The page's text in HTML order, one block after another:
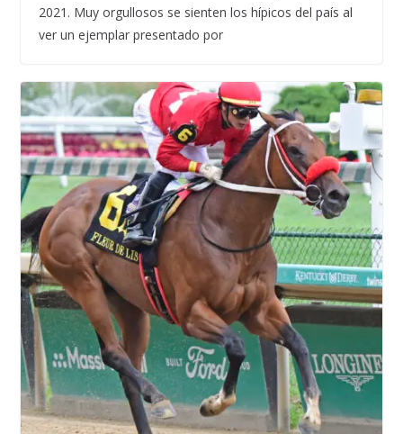
2021. Muy orgullosos se sienten los hípicos del país al
ver un ejemplar presentado por